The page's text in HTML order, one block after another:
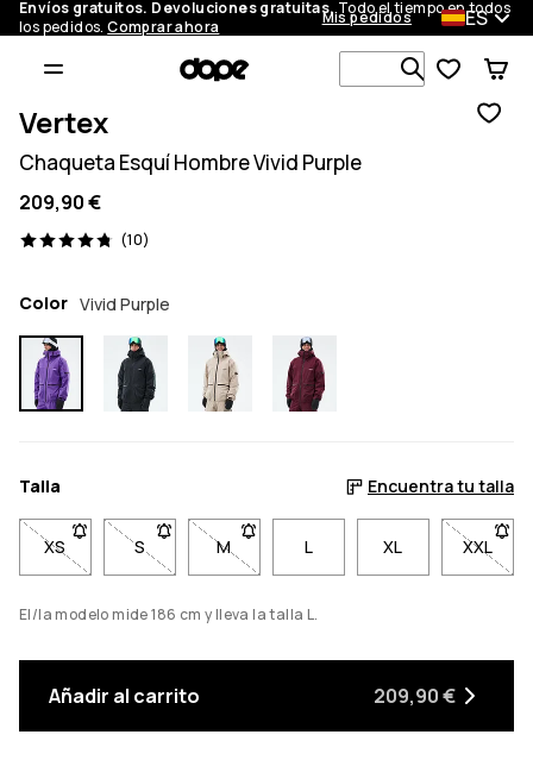
Envíos gratuitos. Devoluciones gratuitas.Todo el tiempo en todos
los pedidos.Comprar ahora Mis pedidos ES
Busca en
Vertex
Chaqueta Esquí Hombre Vivid Purple
209,90 €
(10)
10 opiniones, 4.8/5
Color Vivid Purple
Talla Encuentra tu talla
XS- Talla XS no disponible. Haz clic para ser notificado cuando
S- Talla S no disponible. Haz clic para ser
M- Talla M no disponible. Haz clic para
L XL XXL- Talla
El/la modelo mide 186 cm y lleva la talla L.
Añadir al carrito 209,90 €